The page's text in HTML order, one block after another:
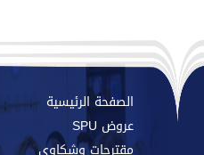
الصفحة الرئيسية
عروض SPU
مقترحات وشكاوي